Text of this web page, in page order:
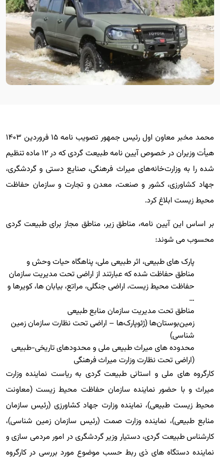
محمد مخبر معاون اول رئیس جمهور تصویب نامه ۱۵ فروردین ۱۴۰۳
هیأت وزیران در خصوص آیین نامه طبیعت گردی که در ۱۲ ماده تنظیم
شده را به وزارت‌خانه‌های میراث فرهنگی، صنایع دستی و گردشگری،
جهاد کشاورزی، کشور و صنعت، معدن و تجارت و سازمان حفاظت
محیط زیست ابلاغ کرد.
بر اساس این آیین نامه، مناطق زیر، مناطق مجاز برای طبیعت گردی
محسوب می شوند:
پارک های طبیعی، اثر طبیعی ملی، پناهگاه حیات وحش و
مناطق حفاظت شده که عبارتند از اراضی تحت مدیریت سازمان
حفاظت محیط زیست، اراضی جنگلی، مراتع، بیابان ها، کویرها و
…
مناطق تحت مدیریت سازمان منابع طبیعی
زمین‌بوستان‌ها (ژئوپارک‌ها – اراضی تحت نظارت سازمان زمین
شناسی)
محدوده های میراث طبیعی ملی و محدودهای تاریخی-طبیعی
(اراضی تحت نظارت وزارت میراث فرهنگی
کارگروه های ملی و استانی طبیعت گردی به ریاست نماینده وزارت
میراث و با حضور نماینده سازمان حفاظت محیط زیست (معاونت
محیط زیست طبیعی)، نماینده وزارت جهاد کشاورزی (رئیس سازمان
منابع طبیعی)، نماینده وزارت صمت (رئیس سازمان زمین شناسی)،
کارشناس طبیعت گردی، دستیار وزیر گردشگری در امور مردمی سازی و
نماینده دستگاه های ذی ربط حسب موضوع مورد بررسی در کارگروه